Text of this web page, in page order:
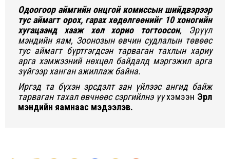
Одоогоор аймгийн онцгой комиссын шийдвэрээр
тус аймагт орох, гарах хөдөлгөөнийг 10 хоногийн
хугацаанд хааж хөл хорио тогтоосон, Эрүүл
мэндийн яам, Зоонозын өвчин судлалын төвөөс
тус аймагт бүртгэгдсэн тарваган тахлын хариу
арга хэмжээний нөхцөл байдалд мэргэжил арга
зүйгээр ханган ажиллаж байна.
Иргэд та бүхэн эрсдэлт зан үйлээс ангид байж
тарваган тахал өвчнөөс сэргийлнэ үүхэмээн Эрүүл
мэндийн яамнаас мэдээлэв.